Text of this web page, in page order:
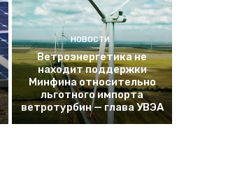
НОВОСТИ
Ветроэнергетика не
находит поддержки
Минфина относительно
льготного импорта
ветротурбин — глава УВЭА